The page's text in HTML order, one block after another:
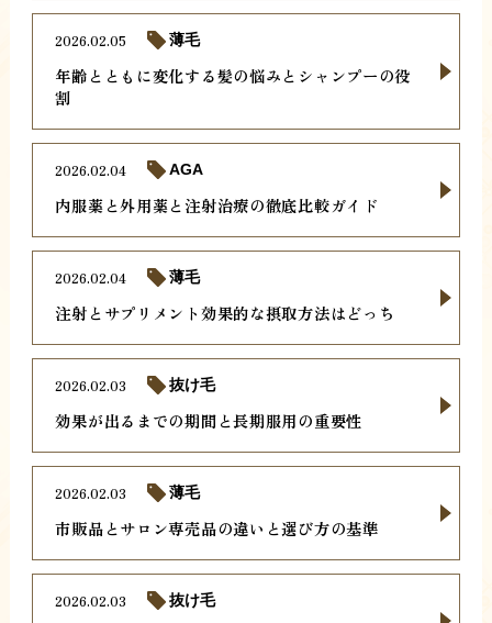
年齢とともに変化する髪の悩みとシャンプーの役
割
2026.02.05 薄毛
内服薬と外用薬と注射治療の徹底比較ガイド
2026.02.04 AGA
注射とサプリメント効果的な摂取方法はどっち
2026.02.04 薄毛
効果が出るまでの期間と長期服用の重要性
2026.02.03 抜け毛
市販品とサロン専売品の違いと選び方の基準
2026.02.03 薄毛
2026.02.03 抜け毛